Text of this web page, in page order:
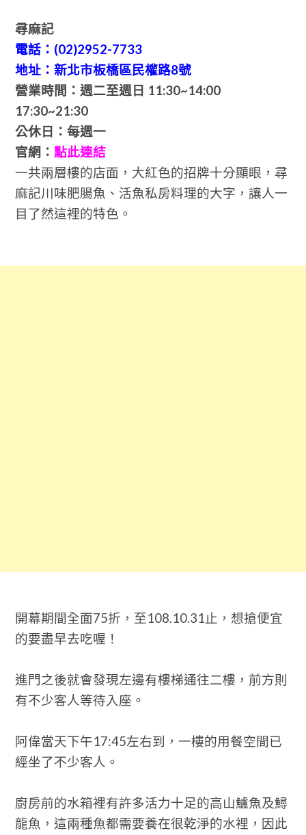
尋麻記
電話：(02)2952-7733
地址：新北市板橋區民權路8號
營業時間：週二至週日 11:30~14:00
17:30~21:30
公休日：每週一
官網： 點此連結
一共兩層樓的店面，大紅色的招牌十分顯眼，尋
麻記川味肥腸魚、活魚私房料理的大字，讓人一
目了然這裡的特色。
開幕期間全面75折，至108.10.31止，想搶便宜
的要盡早去吃喔！
進門之後就會發現左邊有樓梯通往二樓，前方則
有不少客人等待入座。
阿偉當天下午17:45左右到，一樓的用餐空間已
經坐了不少客人。
廚房前的水箱裡有許多活力十足的高山鱸魚及鱘
龍魚，這兩種魚都需要養在很乾淨的水裡，因此